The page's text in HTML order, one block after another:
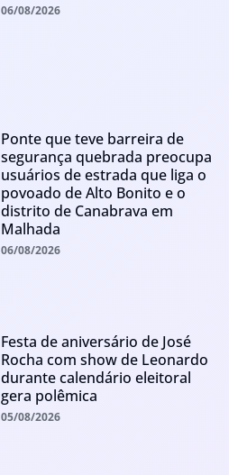
06/08/2026
Ponte que teve barreira de
segurança quebrada preocupa
usuários de estrada que liga o
povoado de Alto Bonito e o
distrito de Canabrava em
Malhada
06/08/2026
Festa de aniversário de José
Rocha com show de Leonardo
durante calendário eleitoral
gera polêmica
05/08/2026